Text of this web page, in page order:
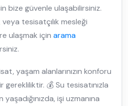
bize güvenle ulaşabilirsiniz.
tesisatçılık mesleği
ulaşmak için arama
yaşam alanlarınızın konforu
gerekliliktir. 💰 Su tesisatınızla
işi uzmanına